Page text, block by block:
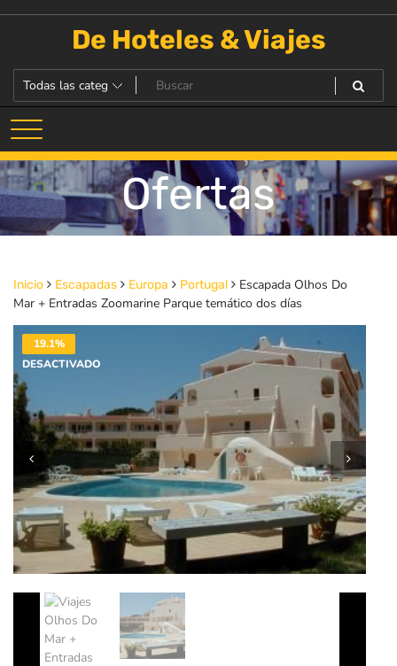
De Hoteles & Viajes
Ofertas
Inicio Escapadas Europa Portugal
Escapada Olhos Do
Mar + Entradas Zoomarine Parque temático dos días
19.1%
DESACTIVADO